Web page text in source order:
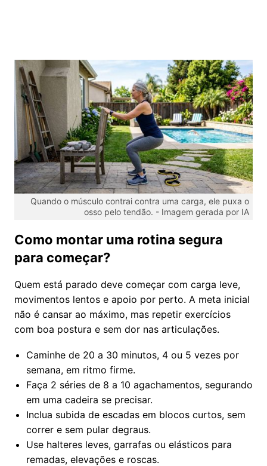
Quando o músculo contrai contra uma carga, ele puxa o
osso pelo tendão. - Imagem gerada por IA
Como montar uma rotina segura
para começar?
Quem está parado deve começar com carga leve,
movimentos lentos e apoio por perto. A meta inicial
não é cansar ao máximo, mas repetir exercícios
com boa postura e sem dor nas articulações.
Caminhe de 20 a 30 minutos, 4 ou 5 vezes por
semana, em ritmo firme.
Faça 2 séries de 8 a 10 agachamentos, segurando
em uma cadeira se precisar.
Inclua subida de escadas em blocos curtos, sem
correr e sem pular degraus.
Use halteres leves, garrafas ou elásticos para
remadas, elevações e roscas.